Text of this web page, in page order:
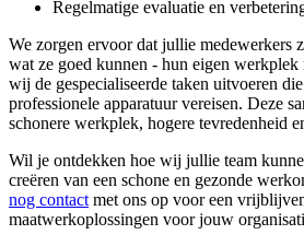
Regelmatige evaluatie en
We zorgen ervoor dat jullie medewerkers
wat ze goed kunnen - hun eigen
wij de gespecialiseerde taken uitvoeren
professionele apparatuur vereisen. Deze
schonere werkplek, hogere tevredenheid
Wil je ontdekken hoe wij jullie team
creëren van een schone en gezonde
nog contact met ons op voor een
maatwerkoplossingen voor jouw